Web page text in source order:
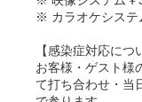
※ カラオケシステ
【感染症対応につ
お客様・ゲスト様
て打ち合わせ・当